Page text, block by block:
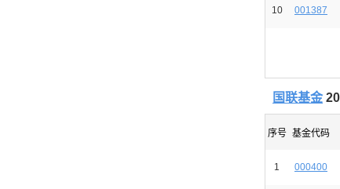
10 001387
国联基金
序号 基金代码
1 000400